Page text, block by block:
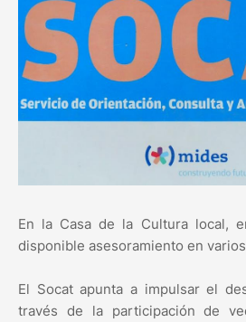
En la Casa de la Cultura local,
disponible asesoramiento en
El Socat apunta a impulsar el
través de la participación de